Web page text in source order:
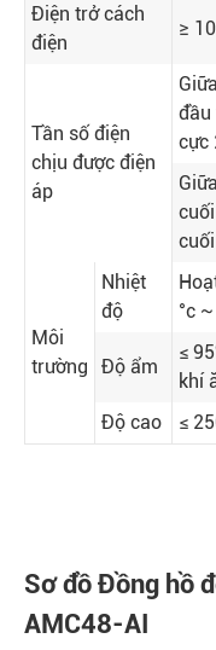
Điện trở cách
điện
≥
Tần số điện
chịu được điện
áp
đầu
cực
Môi
trường
Nhiệt
độ
°c
Độ ẩm
≤
khí
Độ cao
≤
Sơ đồ Đồng hồ
AMC48-AI